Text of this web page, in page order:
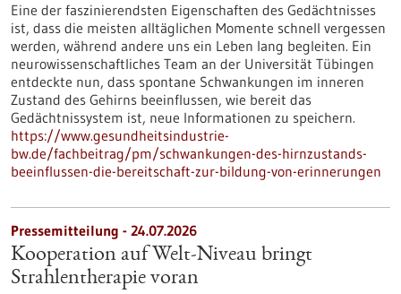
Eine der faszinierendsten Eigenschaften des Gedächtnisses
ist, dass die meisten alltäglichen Momente schnell vergessen
werden, während andere uns ein Leben lang begleiten. Ein
neurowissenschaftliches Team an der Universität Tübingen
entdeckte nun, dass spontane Schwankungen im inneren
Zustand des Gehirns beeinflussen, wie bereit das
Gedächtnissystem ist, neue Informationen zu speichern.
https://www.gesundheitsindustrie-
bw.de/fachbeitrag/pm/schwankungen-des-hirnzustands-
beeinflussen-die-bereitschaft-zur-bildung-von-erinnerungen
Pressemitteilung - 24.07.2026
Kooperation auf Welt-Niveau bringt
Strahlentherapie voran